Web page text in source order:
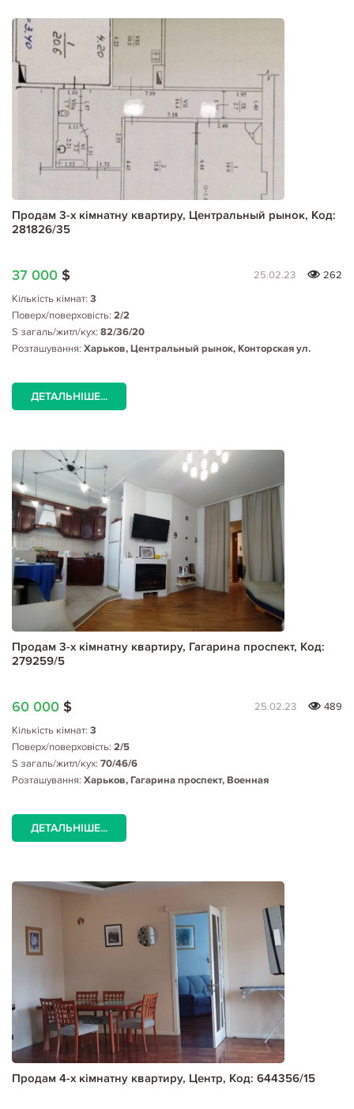
Продам 3-х кімнатну квартиру, Центральный рынок, Код:
281826/35
37 000 $ 25.02.23
262
Кількість кімнат: 3
Поверх/поверховість: 2/2
S загаль/житл/кух: 82/36/20
Розташування: Харьков, Центральный рынок, Конторская ул.
ДЕТАЛЬНІШЕ...
Продам 3-х кімнатну квартиру, Гагарина проспект, Код:
279259/5
60 000 $ 25.02.23
489
Кількість кімнат: 3
Поверх/поверховість: 2/5
S загаль/житл/кух: 70/46/6
Розташування: Харьков, Гагарина проспект, Военная
ДЕТАЛЬНІШЕ...
Продам 4-х кімнатну квартиру, Центр, Код: 644356/15